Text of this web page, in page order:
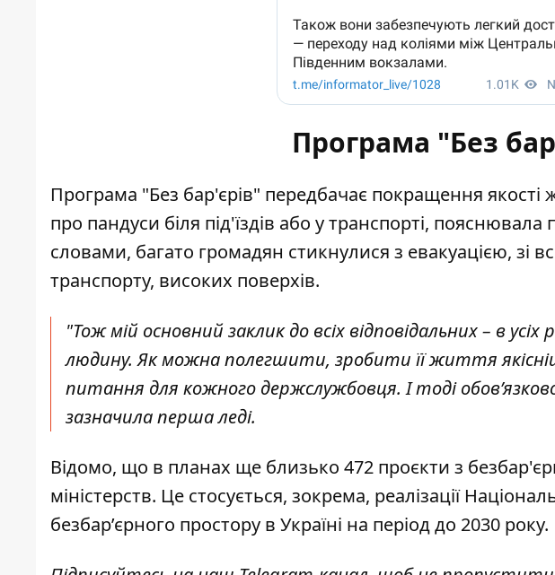
Програма "Без
Програма "Без бар'єрів" передбачає покращення
про пандуси біля під'їздів або у транспорті,
словами, багато громадян стикнулися з евакуацією, зі
транспорту, високих поверхів.
"Тож мій основний заклик до всіх відповідальних – в
людину. Як можна полегшити, зробити її життя
питання для кожного держслужбовця. І тоді
зазначила перша леді.
Відомо, що в планах ще близько 472 проєкти з
міністерств. Це стосується, зокрема, реалізації
безбар’єрного простору в Україні на період до 2030 року.